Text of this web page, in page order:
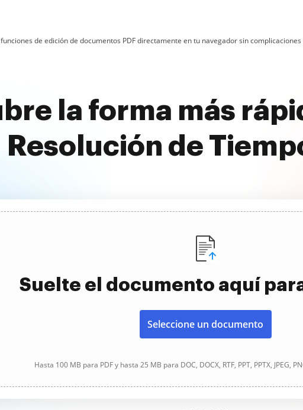
de edición de documentos PDF directamente en tu navegador sin complicaciones
la forma más
Resolución de
Suelte el documento aquí
Seleccione un documento
Hasta 100 MB para PDF y hasta 25 MB para DOC, DOCX, RTF, PPT, PPTX, JPEG,